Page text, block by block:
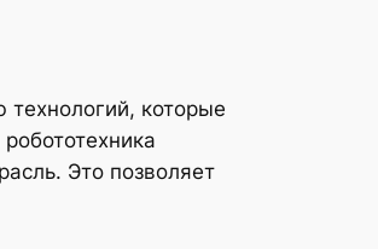
которые
Это позволяет